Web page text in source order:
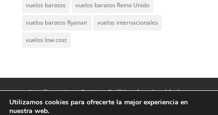
vuelos baratos vuelos baratos Reino Unido
vuelos baratos Ryanair vuelos internacionales
vuelos low cost
Aerolíneas Low Cost
Política de privacidad
Aviso Legal
Contacto
Utilizamos cookies para ofrecerte la mejor experiencia en
nuestra web.